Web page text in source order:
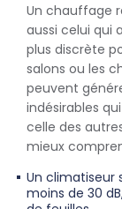
Un chauffage
aussi celui qui
plus discrète
salons ou les
peuvent
indésirables
celle des
mieux
Un climatiseur
moins de 30